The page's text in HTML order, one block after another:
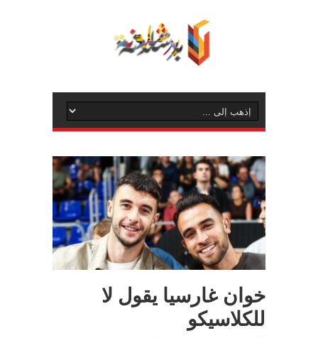
خوان غارسيا يقول لا
للكلاسيكو